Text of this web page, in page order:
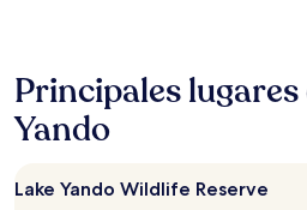
Principales
Yando
Lake Yando Wildlife Reserve